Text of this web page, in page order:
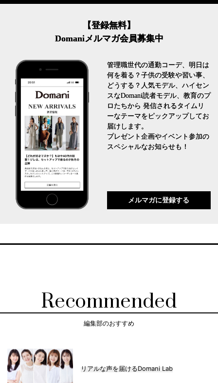
【登録無料】
Domaniメルマガ会員募集中
管理職世代の通勤コーデ、明日は
何を着る？子供の受験や習い事、
どうする？人気モデル、ハイセン
スなDomani読者モデル、教育のプ
ロたちから 発信されるタイムリ
ーなテーマをピックアップしてお
届けします。
プレゼント企画やイベント参加の
スペシャルなお知らせも！
メルマガに登録する
Recommended
編集部のおすすめ
リアルな声を届けるDomani Lab